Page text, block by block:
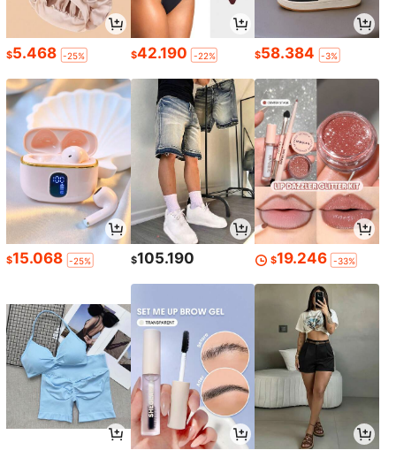
$5.468 -25% $42.190 -22% $58.384 -3%
$15.068 -25% $105.190 $19.246 -33%